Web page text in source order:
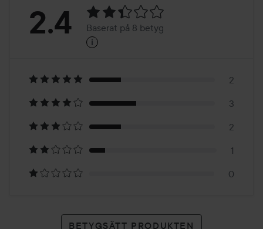
Betyg:
Baserat
på
8
betyg
2.4 Baserat på 8 betyg
i
2
3
2
1
0
BETYGSÄTT PRODUKTEN